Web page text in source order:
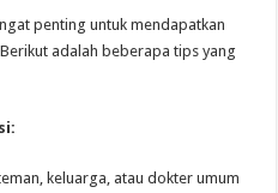
penting untuk mendapatkan
adalah beberapa tips yang
keluarga, atau dokter umum